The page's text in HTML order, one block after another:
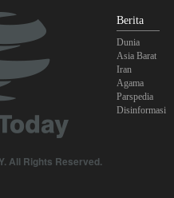
All Rights Reserved.
Berita
Dunia
Asia Barat
Iran
Agama
Parspedia
Disinformasi